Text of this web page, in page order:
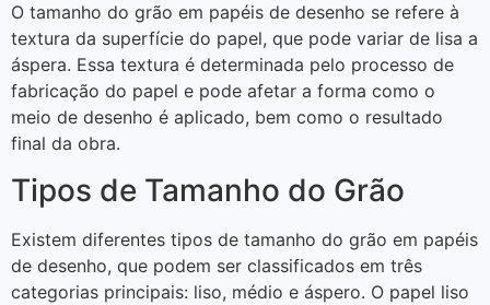
O tamanho do grão em papéis de desenho se refere à
textura da superfície do papel, que pode variar de lisa a
áspera. Essa textura é determinada pelo processo de
fabricação do papel e pode afetar a forma como o
meio de desenho é aplicado, bem como o resultado
final da obra.
Tipos de Tamanho do Grão
Existem diferentes tipos de tamanho do grão em papéis
de desenho, que podem ser classificados em três
categorias principais: liso, médio e áspero. O papel liso